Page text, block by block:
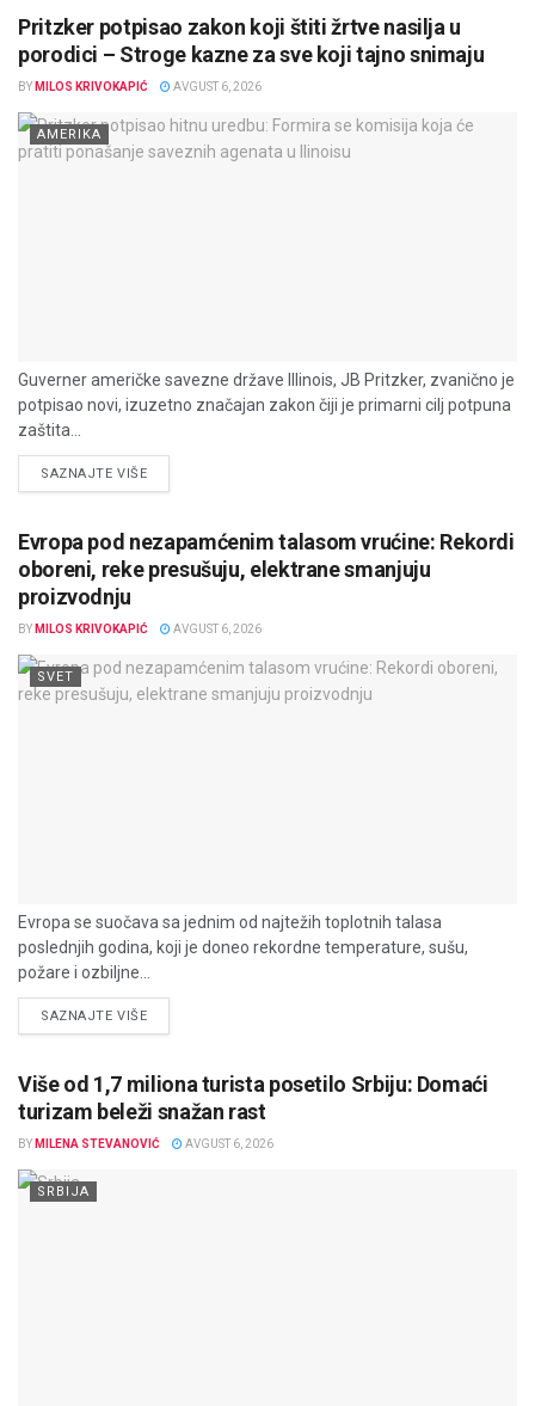
Pritzker potpisao zakon koji štiti žrtve nasilja u
porodici – Stroge kazne za sve koji tajno snimaju
BY MILOS KRIVOKAPIĆ AVGUST 6, 2026
AMERIKA
Guverner američke savezne države Illinois, JB Pritzker, zvanično je
potpisao novi, izuzetno značajan zakon čiji je primarni cilj potpuna
zaštita...
SAZNAJTE VIŠEDETAILS
Evropa pod nezapamćenim talasom vrućine: Rekordi
oboreni, reke presušuju, elektrane smanjuju
proizvodnju
BY MILOS KRIVOKAPIĆ AVGUST 6, 2026
SVET
Evropa se suočava sa jednim od najtežih toplotnih talasa
poslednjih godina, koji je doneo rekordne temperature, sušu,
požare i ozbiljne...
SAZNAJTE VIŠEDETAILS
Više od 1,7 miliona turista posetilo Srbiju: Domaći
turizam beleži snažan rast
BY MILENA STEVANOVIĆ AVGUST 6, 2026
SRBIJA